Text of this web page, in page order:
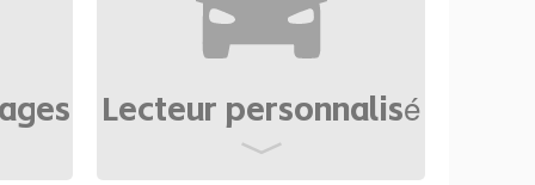
Lecteur personnalisé